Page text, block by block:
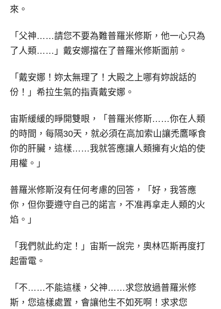
來。
「父神……請您不要為難普羅米修斯，他一心只為
了人類……」戴安娜擋在了普羅米修斯面前。
「戴安娜！妳太無理了！大殿之上哪有妳說話的
份！」希拉生氣的指責戴安娜。
宙斯緩緩的睜開雙眼，「普羅米修斯……你在人類
的時間，每隔30天，就必須在高加索山讓禿鷹啄食
你的肝臟，這樣……我就答應讓人類擁有火焰的使
用權。」
普羅米修斯沒有任何考慮的回答，「好，我答應
你，但你要遵守自己的諾言，不准再拿走人類的火
焰。」
「我們就此約定！」宙斯一說完，奧林匹斯再度打
起雷電。
「不……不能這樣，父神……求您放過普羅米修
斯，您這樣處置，會讓他生不如死啊！求求您